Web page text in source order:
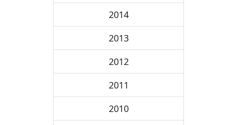
2014
2013
2012
2011
2010